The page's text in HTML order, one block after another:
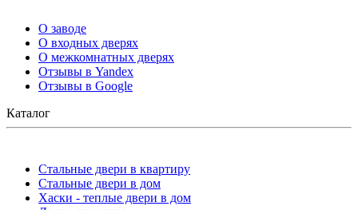
О заводе
О входных дверях
О межкомнатных дверях
Отзывы в Yandex
Отзывы в Google
Каталог
Стальные двери в квартиру
Стальные двери в дом
Хаски - теплые двери в дом